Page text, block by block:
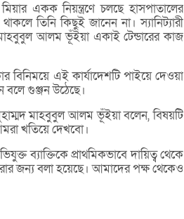
একক নিয়ন্ত্রণে চলছে হাসপাতালের
তিনি কিছুই জানেন না। স্যানিট্যারী
আলম ভূঁইয়া একাই টেন্ডারের কাজ
বিনিময়ে এই কার্যাদেশটি পাইয়ে দেওয়া
বলে গুঞ্জন উঠেছে।
মাহবুবুল আলম ভূঁইয়া বলেন, বিষয়টি
খতিয়ে দেখবো।
ব্যাক্তিকে প্রাথমিকভাবে দায়িত্ব থেকে
জন্য বলা হয়েছে। আমাদের পক্ষ থেকেও